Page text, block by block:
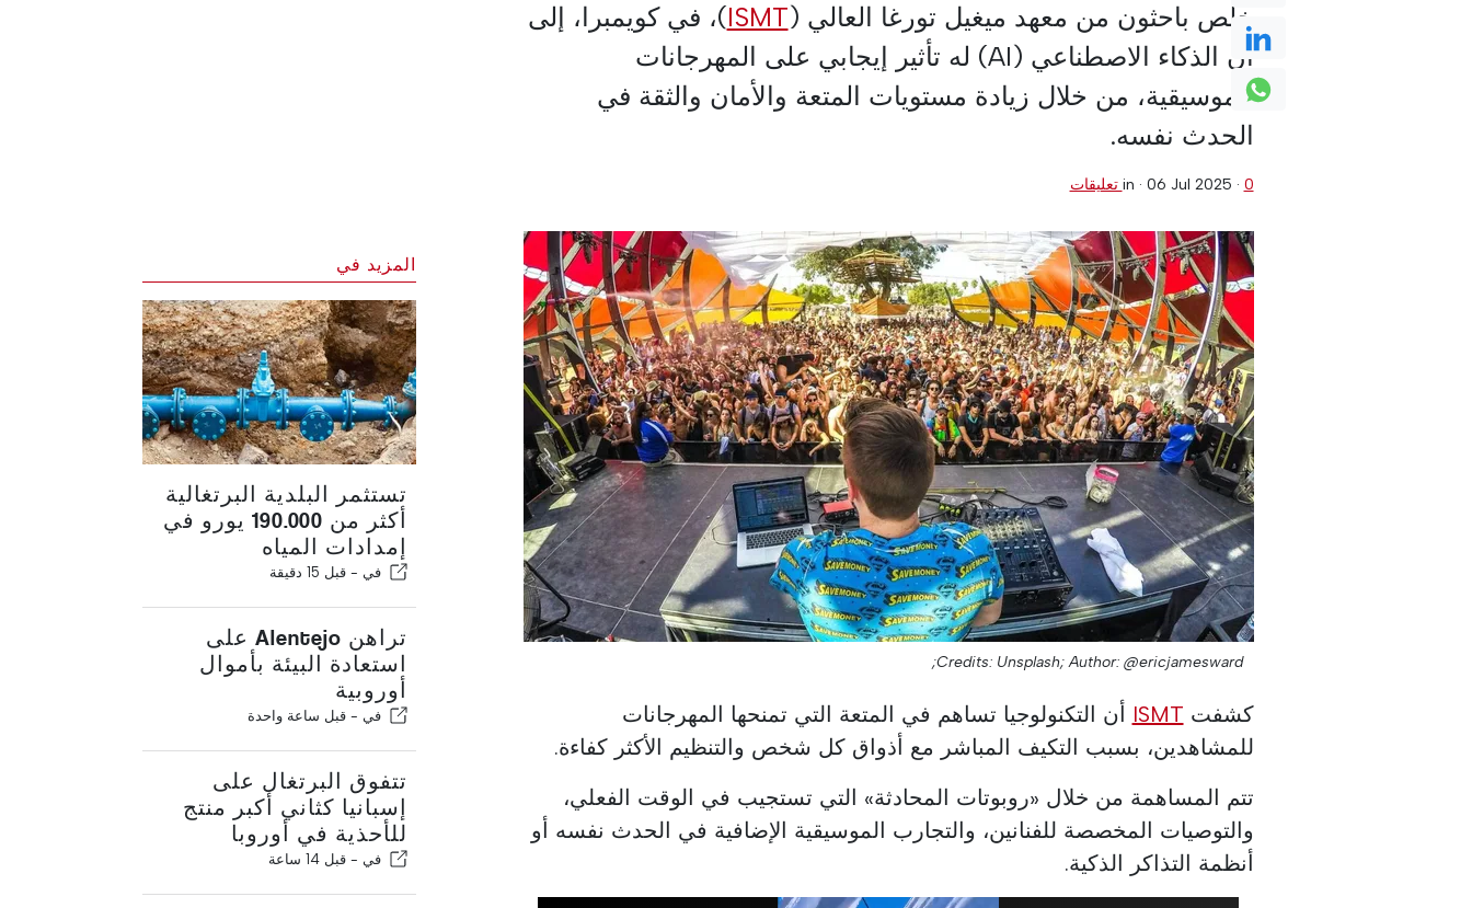
خلص باحثون من معهد ميغيل تورغا العالي (ISMT)، في كويمبرا، إلى
أن الذكاء الاصطناعي (AI) له تأثير إيجابي على المهرجانات
الموسيقية، من خلال زيادة مستويات المتعة والأمان والثقة في
الحدث نفسه.
in · 06 Jul 2025 · 0 تعليقات
Credits: Unsplash; Author: @ericjamesward;
كشفت ISMT أن التكنولوجيا تساهم في المتعة التي تمنحها المهرجانات
للمشاهدين، بسبب التكيف المباشر مع أذواق كل شخص والتنظيم الأكثر كفاءة.
تتم المساهمة من خلال «روبوتات المحادثة» التي تستجيب في الوقت الفعلي،
والتوصيات المخصصة للفنانين، والتجارب الموسيقية الإضافية في الحدث نفسه أو
أنظمة التذاكر الذكية.
المزيد في
تستثمر البلدية البرتغالية
أكثر من 190.000 يورو في
إمدادات المياه
في - قبل 15 دقيقة
تراهن Alentejo على
استعادة البيئة بأموال
أوروبية
في - قبل ساعة واحدة
تتفوق البرتغال على
إسبانيا كثاني أكبر منتج
للأحذية في أوروبا
في - قبل 14 ساعة